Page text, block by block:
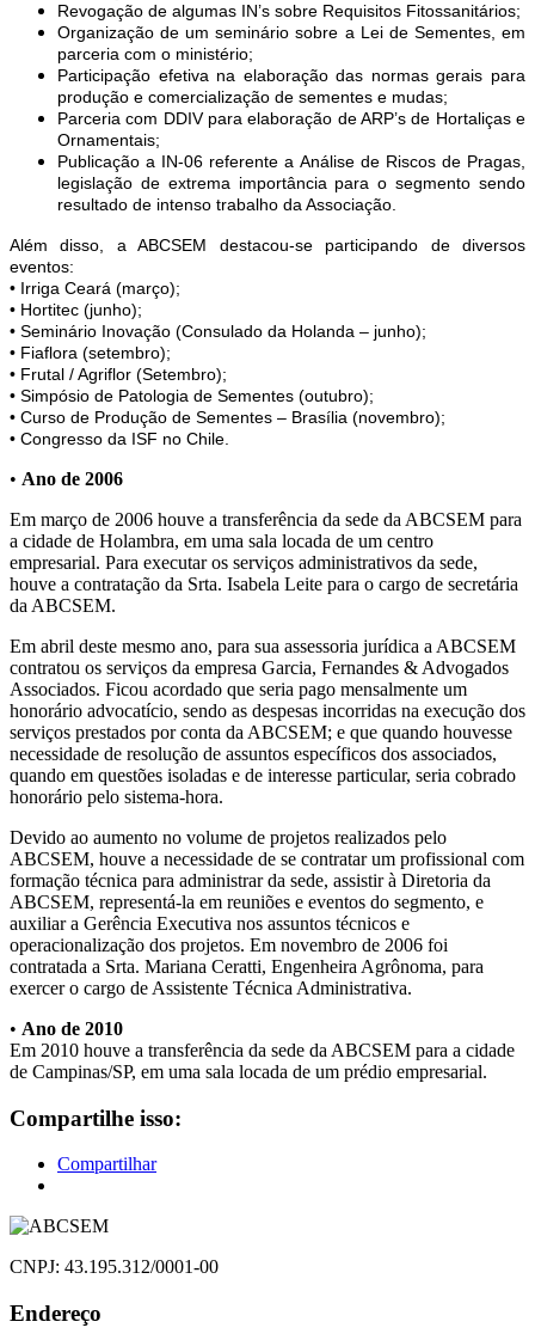
Revogação de algumas IN’s sobre Requisitos Fitossanitários;
Organização de um seminário sobre a Lei de Sementes, em
parceria com o ministério;
Participação efetiva na elaboração das normas gerais para
produção e comercialização de sementes e mudas;
Parceria com DDIV para elaboração de ARP’s de Hortaliças e
Ornamentais;
Publicação a IN-06 referente a Análise de Riscos de Pragas,
legislação de extrema importância para o segmento sendo
resultado de intenso trabalho da Associação.
Além disso, a ABCSEM destacou-se participando de diversos
eventos:
• Irriga Ceará (março);
• Hortitec (junho);
• Seminário Inovação (Consulado da Holanda – junho);
• Fiaflora (setembro);
• Frutal / Agriflor (Setembro);
• Simpósio de Patologia de Sementes (outubro);
• Curso de Produção de Sementes – Brasília (novembro);
• Congresso da ISF no Chile.
• Ano de 2006
Em março de 2006 houve a transferência da sede da ABCSEM para
a cidade de Holambra, em uma sala locada de um centro
empresarial. Para executar os serviços administrativos da sede,
houve a contratação da Srta. Isabela Leite para o cargo de secretária
da ABCSEM.
Em abril deste mesmo ano, para sua assessoria jurídica a ABCSEM
contratou os serviços da empresa Garcia, Fernandes & Advogados
Associados. Ficou acordado que seria pago mensalmente um
honorário advocatício, sendo as despesas incorridas na execução dos
serviços prestados por conta da ABCSEM; e que quando houvesse
necessidade de resolução de assuntos específicos dos associados,
quando em questões isoladas e de interesse particular, seria cobrado
honorário pelo sistema-hora.
Devido ao aumento no volume de projetos realizados pelo
ABCSEM, houve a necessidade de se contratar um profissional com
formação técnica para administrar da sede, assistir à Diretoria da
ABCSEM, representá-la em reuniões e eventos do segmento, e
auxiliar a Gerência Executiva nos assuntos técnicos e
operacionalização dos projetos. Em novembro de 2006 foi
contratada a Srta. Mariana Ceratti, Engenheira Agrônoma, para
exercer o cargo de Assistente Técnica Administrativa.
• Ano de 2010
Em 2010 houve a transferência da sede da ABCSEM para a cidade
de Campinas/SP, em uma sala locada de um prédio empresarial.
Compartilhe isso:
Compartilhar
CNPJ: 43.195.312/0001-00
Endereço